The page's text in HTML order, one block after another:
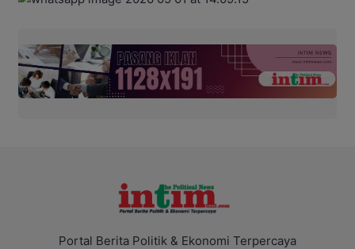
Portal Berita Politik & Ekonomi Terpercaya